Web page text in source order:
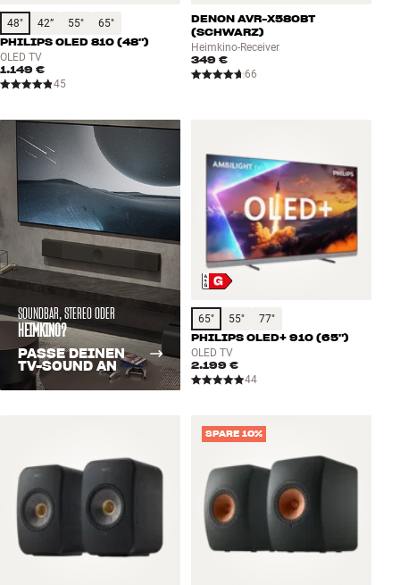
48" 42” 55" 65"
PHILIPS OLED 810 (48")
OLED TV
1.149 €
45
DENON AVR-X580BT
(SCHWARZ)
Heimkino-Receiver
349 €
66
SOUNDBAR, STEREO ODER
HEIMKINO?
PASSE DEINEN
TV-SOUND AN
65" 55" 77"
PHILIPS OLED+ 910 (65")
OLED TV
2.199 €
44
SPARE 10%